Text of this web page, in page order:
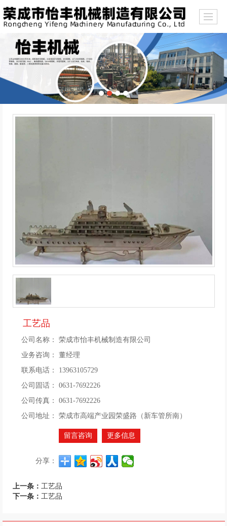
工艺品
公司名称：
荣成市怡丰机械制造有限公司
业务咨询：
董经理
联系电话：
13963105729
公司固话：
0631-7692226
公司传真：
0631-7692226
公司地址：
荣成市高端产业园荣盛路（新车管所南）
留言咨询 更多信息
分享：
上一条： 工艺品
下一条： 工艺品